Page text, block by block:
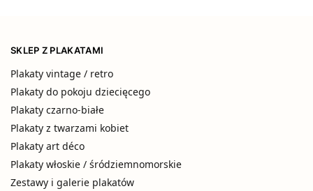
SKLEP Z PLAKATAMI
Plakaty vintage / retro
Plakaty do pokoju dziecięcego
Plakaty czarno-białe
Plakaty z twarzami kobiet
Plakaty art déco
Plakaty włoskie / śródziemnomorskie
Zestawy i galerie plakatów